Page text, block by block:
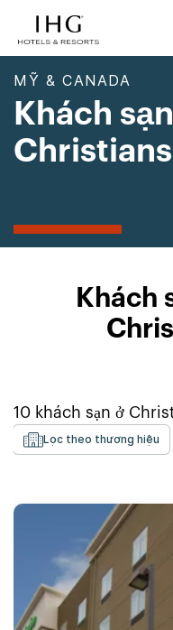
MỸ & CANADA
Khách
Khách
10 khách sạn ở
Lọc theo thương hiệu